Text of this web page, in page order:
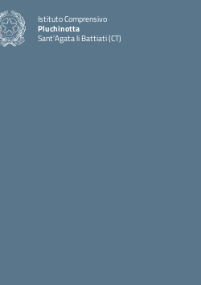
Istituto Comprensivo
Pluchinotta
Sant'Agata li Battiati (CT)
— Visita la pagina iniziale della scuola